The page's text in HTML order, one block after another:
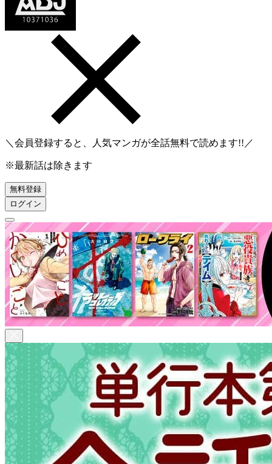
＼会員登録すると、人気マンガが全話無料で読めます!!／
※最新話は除きます
無料登録
ログイン